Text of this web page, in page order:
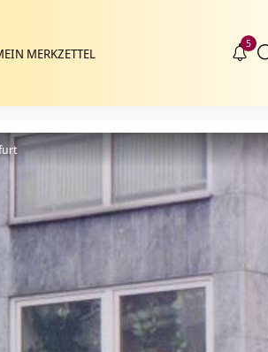
MERKZETTEL
5